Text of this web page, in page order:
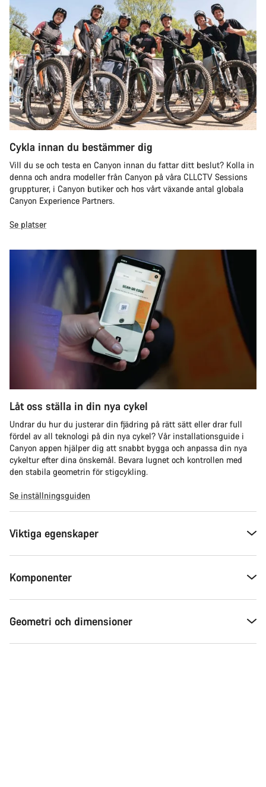
Cykla innan du bestämmer dig
Vill du se och testa en Canyon innan du fattar ditt beslut? Kolla in
denna och andra modeller från Canyon på våra CLLCTV Sessions
gruppturer, i Canyon butiker och hos vårt växande antal globala
Canyon Experience Partners.
Se platser
Låt oss ställa in din nya cykel
Undrar du hur du justerar din fjädring på rätt sätt eller drar full
fördel av all teknologi på din nya cykel? Vår installationsguide i
Canyon appen hjälper dig att snabbt bygga och anpassa din nya
cykeltur efter dina önskemål. Bevara lugnet och kontrollen med
den stabila geometrin för stigcykling.
Se inställningsguiden
Viktiga egenskaper
Komponenter
Geometri och dimensioner